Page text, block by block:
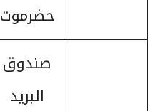
حضرموت
صندوق
البريد